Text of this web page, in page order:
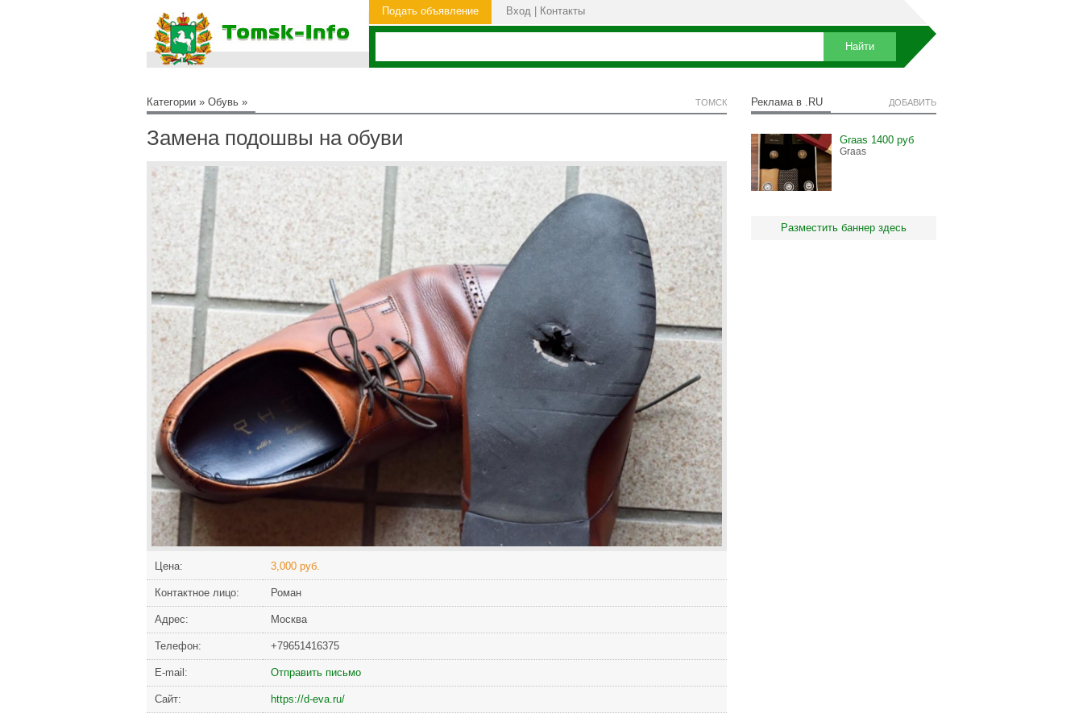
Подать объявление Вход Контакты
Категории » Обувь » ТОМСК
Замена подошвы на обуви
Цена: 3,000 руб.
Контактное лицо: Роман
Адрес: Москва
Телефон: +79651416375
Е-mail: Отправить письмо
Сайт: https://d-eva.ru/
Реклама в .RU ДОБАВИТЬ
Graas 1400 руб
Graas
Разместить баннер здесь